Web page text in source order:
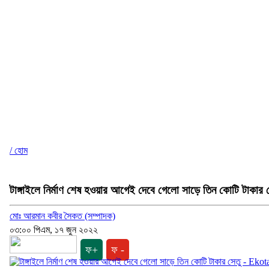
/ হোম
টাঙ্গাইলে নির্মাণ শেষ হওয়ার আগেই দেবে গেলো সাড়ে তিন কোটি টাকার
মোঃ আরমান কবীর সৈকত (সম্পাদক)
০৩:০০ পিএম, ১৭ জুন ২০২২
ফ+ ফ -